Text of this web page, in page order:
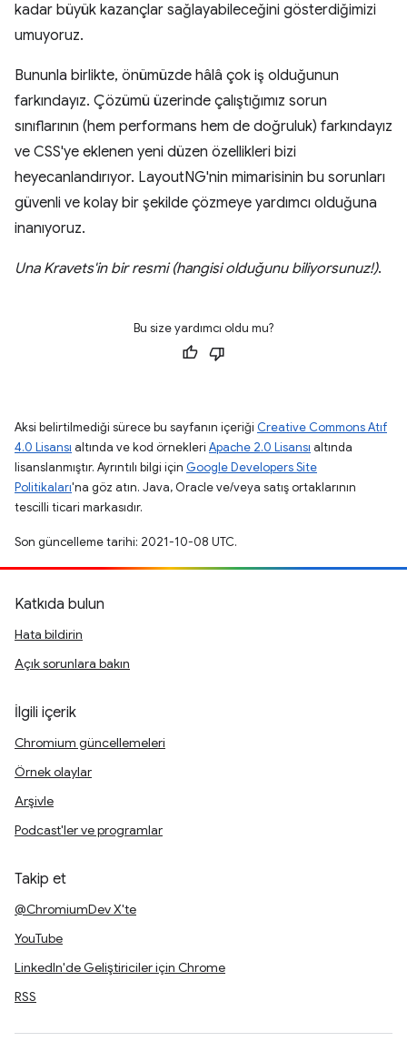
kadar büyük kazançlar sağlayabileceğini gösterdiğimizi
umuyoruz.
Bununla birlikte, önümüzde hâlâ çok iş olduğunun
farkındayız. Çözümü üzerinde çalıştığımız sorun
sınıflarının (hem performans hem de doğruluk) farkındayız
ve CSS'ye eklenen yeni düzen özellikleri bizi
heyecanlandırıyor. LayoutNG'nin mimarisinin bu sorunları
güvenli ve kolay bir şekilde çözmeye yardımcı olduğuna
inanıyoruz.
Una Kravets'in bir resmi (hangisi olduğunu biliyorsunuz!).
Bu size yardımcı oldu mu?
Aksi belirtilmediği sürece bu sayfanın içeriği Creative Commons Atıf
4.0 Lisansı altında ve kod örnekleri Apache 2.0 Lisansı altında
lisanslanmıştır. Ayrıntılı bilgi için Google Developers Site
Politikaları'na göz atın. Java, Oracle ve/veya satış ortaklarının
tescilli ticari markasıdır.
Son güncelleme tarihi: 2021-10-08 UTC.
Katkıda bulun
Hata bildirin
Açık sorunlara bakın
İlgili içerik
Chromium güncellemeleri
Örnek olaylar
Arşivle
Podcast'ler ve programlar
Takip et
@ChromiumDev X'te
YouTube
LinkedIn'de Geliştiriciler için Chrome
RSS